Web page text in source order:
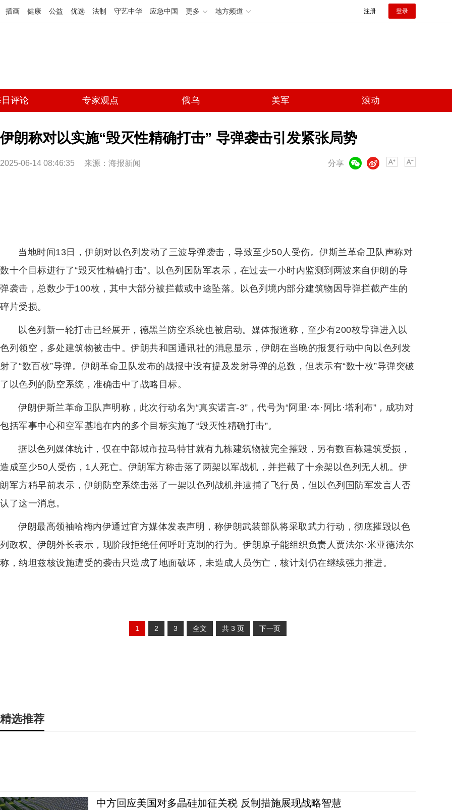
插画 健康 公益 优选 法制 守艺中华 应急中国 更多 地方频道 注册 登录
评论 专家观点 俄乌 美军 滚动
伊朗称对以实施“毁灭性精确打击” 导弹袭击引发紧张局势
2025-06-14 08:46:35 来源： 海报新闻 分享
微博
当地时间13日，伊朗对以色列发动了三波导弹袭击，导致至少50人受伤。伊斯兰革命卫队声称对
数十个目标进行了“毁灭性精确打击”。以色列国防军表示，在过去一小时内监测到两波来自伊朗的导
弹袭击，总数少于100枚，其中大部分被拦截或中途坠落。以色列境内部分建筑物因导弹拦截产生的
碎片受损。
以色列新一轮打击已经展开，德黑兰防空系统也被启动。媒体报道称，至少有200枚导弹进入以
色列领空，多处建筑物被击中。伊朗共和国通讯社的消息显示，伊朗在当晚的报复行动中向以色列发
射了“数百枚”导弹。伊朗革命卫队发布的战报中没有提及发射导弹的总数，但表示有“数十枚”导弹突破
了以色列的防空系统，准确击中了战略目标。
伊朗伊斯兰革命卫队声明称，此次行动名为“真实诺言-3”，代号为“阿里·本·阿比·塔利布”，成功对
包括军事中心和空军基地在内的多个目标实施了“毁灭性精确打击”。
据以色列媒体统计，仅在中部城市拉马特甘就有九栋建筑物被完全摧毁，另有数百栋建筑受损，
造成至少50人受伤，1人死亡。伊朗军方称击落了两架以军战机，并拦截了十余架以色列无人机。伊
朗军方稍早前表示，伊朗防空系统击落了一架以色列战机并逮捕了飞行员，但以色列国防军发言人否
认了这一消息。
伊朗最高领袖哈梅内伊通过官方媒体发表声明，称伊朗武装部队将采取武力行动，彻底摧毁以色
列政权。伊朗外长表示，现阶段拒绝任何呼吁克制的行为。伊朗原子能组织负责人贾法尔·米亚德法尔
称，纳坦兹核设施遭受的袭击只造成了地面破坏，未造成人员伤亡，核计划仍在继续强力推进。
1 2 3 全文 共 3 页 下一页
精选推荐
中方回应美国对多晶硅加征关税 反制措施展现战略智慧